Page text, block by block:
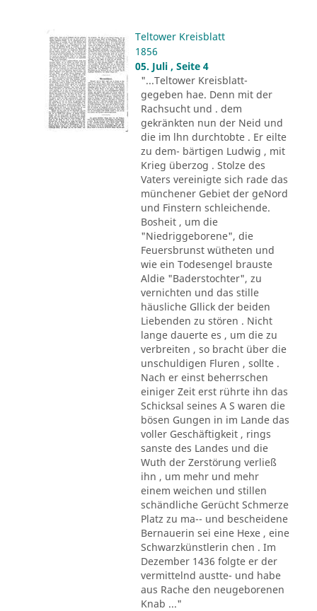
Teltower Kreisblatt
1856
05. Juli , Seite 4
"...Teltower Kreisblatt-
gegeben hae. Denn mit der
Rachsucht und . dem
gekränkten nun der Neid und
die im lhn durchtobte . Er eilte
zu dem- bärtigen Ludwig , mit
Krieg überzog . Stolze des
Vaters vereinigte sich rade das
münchener Gebiet der geNord
und Finstern schleichende.
Bosheit , um die
"Niedriggeborene", die
Feuersbrunst wütheten und
wie ein Todesengel brauste
Aldie "Baderstochter", zu
vernichten und das stille
häusliche Gllick der beiden
Liebenden zu stören . Nicht
lange dauerte es , um die zu
verbreiten , so bracht über die
unschuldigen Fluren , sollte .
Nach er einst beherrschen
einiger Zeit erst rührte ihn das
Schicksal seines A S waren die
bösen Gungen in im Lande das
voller Geschäftigkeit , rings
sanste des Landes und die
Wuth der Zerstörung verließ
ihn , um mehr und mehr
einem weichen und stillen
schändliche Gerücht Schmerze
Platz zu ma-- und bescheidene
Bernauerin sei eine Hexe , eine
Schwarzkünstlerin chen . Im
Dezember 1436 folgte er der
vermittelnd austte- und habe
aus Rache den neugeborenen
Knab ..."